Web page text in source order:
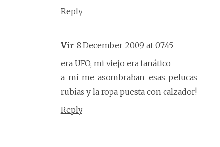
Reply
Vir 8 December 2009 at 07:45
era UFO, mi viejo era fanático
a mí me asombraban esas pelucas
rubias y la ropa puesta con calzador!
Reply